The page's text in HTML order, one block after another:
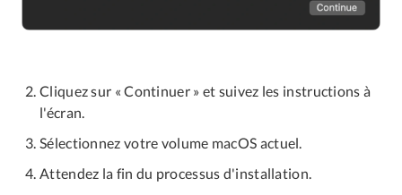
Cliquez sur « Continuer » et suivez les instructions à
l'écran.
Sélectionnez votre volume macOS actuel.
Attendez la fin du processus d'installation.